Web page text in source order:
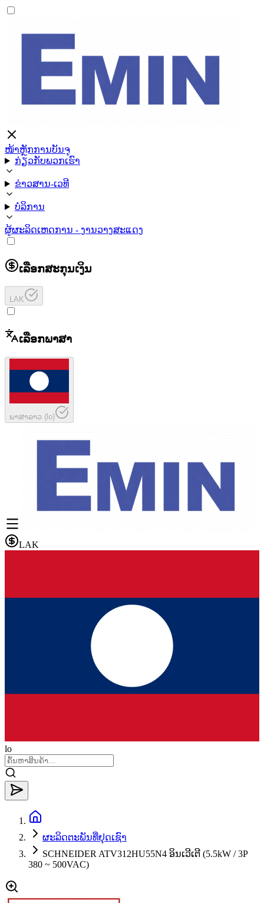
ໜ້າຫຼັກການບັນຈຸ
ກ່ຽວກັບພວກເຮົາ
ຂ່າວສານ-ເວທີ
ບໍລິການ
ຜູ້ຜະລິດເຫດການ - ງານວາງສະແດງ
ເລືອກສະກຸນເງິນ
LAK
ເລືອກພາສາ
ພາສາລາວ (lo)
LAK
lo
ຜະລິດຕະພັນທີ່ຢຸດເຊົາ
SCHNEIDER ATV312HU55N4 ອິນເວີເຕີ (5.5kW / 3P
380 ~ 500VAC)